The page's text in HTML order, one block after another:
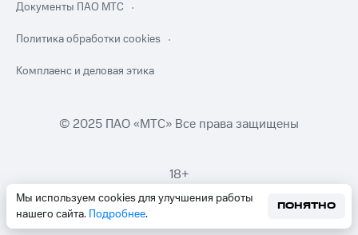
Мы используем cookies для улучшения работы
нашего сайта. Подробнее.
ПОНЯТНО
Документы ПАО МТС
Политика обработки cookies
Комплаенс и деловая этика
© 2025 ПАО «МТС» Все права защищены
18+